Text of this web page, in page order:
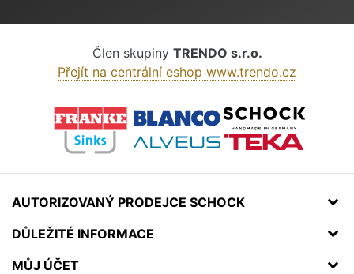
Člen skupiny TRENDO s.r.o.
Přejít na centrální eshop www.trendo.cz
AUTORIZOVANÝ PRODEJCE SCHOCK
DŮLEŽITÉ INFORMACE
MŮJ ÚČET